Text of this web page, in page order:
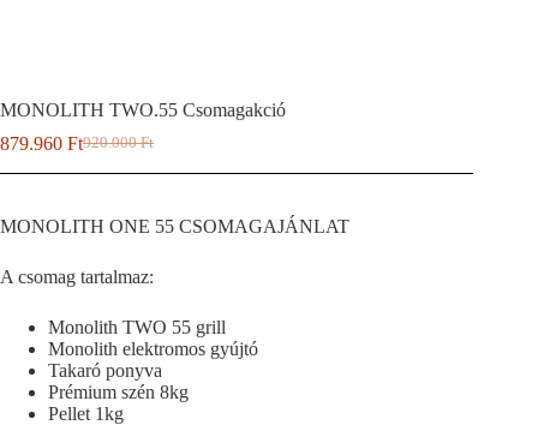
MONOLITH TWO.55 Csomagakció
920.000Ft
Original
price
920.000 Ft.
879.960 FtCurrent
price
879.960 Ft.
MONOLITH ONE 55 CSOMAGAJÁNLAT
A csomag tartalmaz:
Monolith TWO 55 grill
Monolith elektromos gyújtó
Takaró ponyva
Prémium szén 8kg
Pellet 1kg